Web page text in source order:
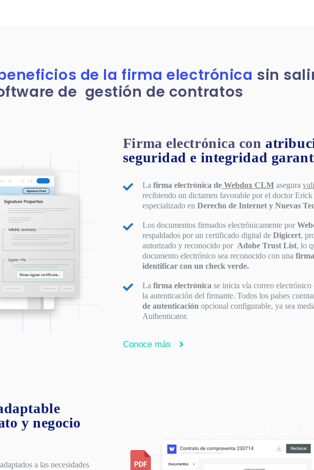
de la firma electrónica sin
de gestión de contratos
Firma electrónica con
seguridad e integridad
La firma electrónica deWebdox CLMasegura
recibiendo un dictamen favorable por el doctor
especializado en Derecho de Internet y Nuevas
Los documentos firmados electrónicamente por
respaldados por un certificado digital de Digicert,
autorizado y reconocido por Adobe Trust List, lo
documento electrónico sea reconocido con una
identificar con un check verde.
La firma electrónica se inicia vía correo electrónico
la autenticación del firmante. Todos los países
de autenticación opcional configurable, ya sea
Authenticator.
Conoce más
y negocio
adaptados a las necesidades